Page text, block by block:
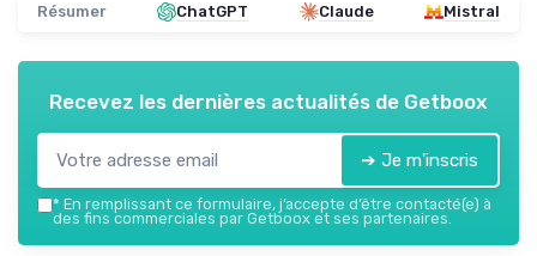
Résumer ChatGPT Claude Mistral
Recevez les dernières actualités de Getboox
➔ Je m'inscris
* En remplissant ce formulaire, j’accepte d’être contacté(e) à
des fins commerciales par Getboox et ses partenaires.